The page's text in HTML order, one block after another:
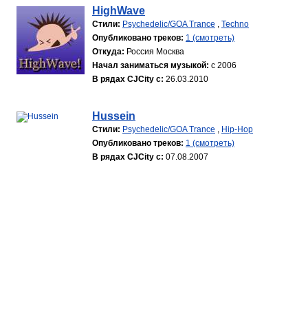
HighWave
Стили: Psychedelic/GOA Trance , Techno
Опубликовано треков: 1 (смотреть)
Откуда: Россия Москва
Начал заниматься музыкой: с 2006
В рядах CJCity с: 26.03.2010
Hussein
Стили: Psychedelic/GOA Trance , Hip-Hop
Опубликовано треков: 1 (смотреть)
В рядах CJCity с: 07.08.2007